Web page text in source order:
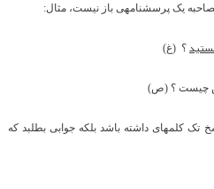
یک پرسشنامه­ی باز نیست، مثال:
؟ (غ)
چیست ؟ (ص)
تک کلمه­ای داشته باشد بلکه جوابی بطلبد که